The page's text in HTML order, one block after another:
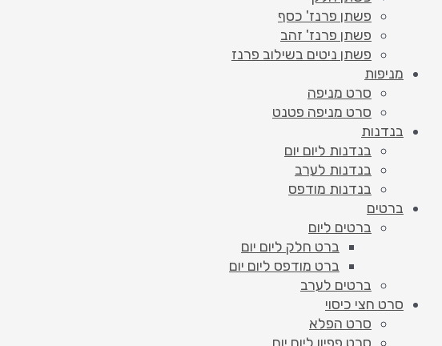
פשתן פרנז' כסף
פשתן פרנז' זהב
פשתן ניטים בשילוב פרנז
מניפות
סרט מניפה
סרט מניפה פטנט
בנדנות
בנדנות ליום יום
בנדנות לערב
בנדנות מודפס
ברטים
ברטים ליום
ברט חלק ליום יום
ברט מודפס ליום יום
ברטים לערב
סרט חצי כיסוי
סרט הפלא
סרט פפיון ליום יום